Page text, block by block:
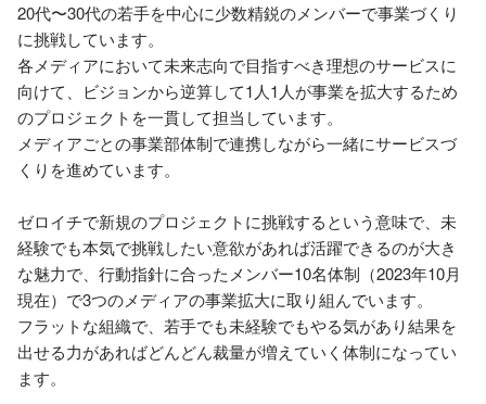
20代〜30代の若手を中心に少数精鋭のメンバーで事業づくり
に挑戦しています。
各メディアにおいて未来志向で目指すべき理想のサービスに
向けて、ビジョンから逆算して1人1人が事業を拡大するため
のプロジェクトを一貫して担当しています。
メディアごとの事業部体制で連携しながら一緒にサービスづ
くりを進めています。
ゼロイチで新規のプロジェクトに挑戦するという意味で、未
経験でも本気で挑戦したい意欲があれば活躍できるのが大き
な魅力で、行動指針に合ったメンバー10名体制（2023年10月
現在）で3つのメディアの事業拡大に取り組んでいます。
フラットな組織で、若手でも未経験でもやる気があり結果を
出せる力があればどんどん裁量が増えていく体制になってい
ます。